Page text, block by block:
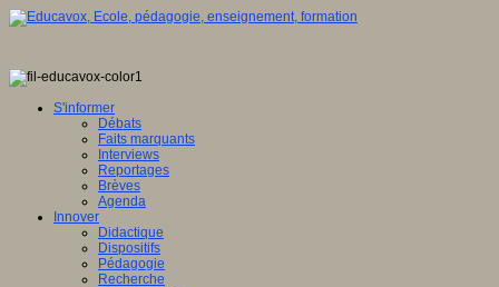
S'informer
Débats
Faits marquants
Interviews
Reportages
Brèves
Agenda
Innover
Didactique
Dispositifs
Pédagogie
Recherche